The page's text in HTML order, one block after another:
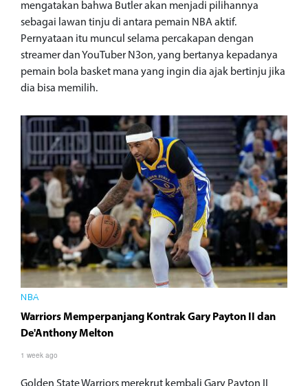
mengatakan bahwa Butler akan menjadi pilihannya
sebagai lawan tinju di antara pemain NBA aktif.
Pernyataan itu muncul selama percakapan dengan
streamer dan YouTuber N3on, yang bertanya kepadanya
pemain bola basket mana yang ingin dia ajak bertinju jika
dia bisa memilih.
NBA
Warriors Memperpanjang Kontrak Gary Payton II dan
De'Anthony Melton
1 week ago
Golden State Warriors merekrut kembali Gary Payton II